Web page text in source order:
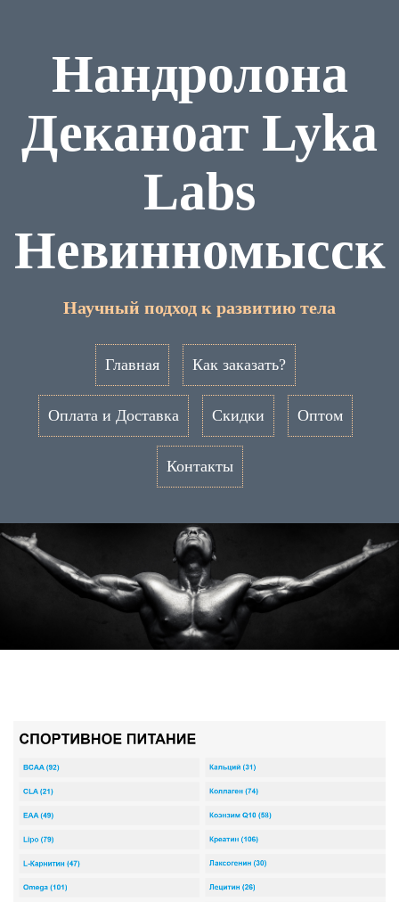
Нандролона
Деканоат Lyka
Labs
Невинномысск
Научный подход к развитию тела
Главная Как заказать?
Оплата и Доставка Скидки Оптом
Контакты